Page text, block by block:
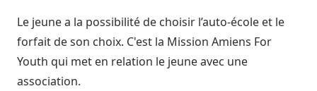
Le jeune a la possibilité de choisir l’auto-école et le
forfait de son choix. C'est la Mission Amiens For
Youth qui met en relation le jeune avec une
association.